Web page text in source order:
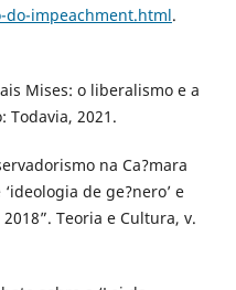
do-impeachment.html.
Mises: o liberalismo e a
Todavia, 2021.
na Ca?mara
de ge?nero’ e
Teoria e Cultura, v.